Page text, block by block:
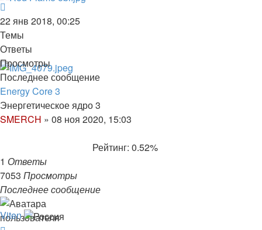
22 янв 2018, 00:25
Темы
Ответы
Просмотры
Последнее сообщение
Energy Core 3
Энергетическое ядро 3
SMERCH » 08 ноя 2020, 15:03
Рейтинг: 0.52%
1 Ответы
7053 Просмотры
Последнее сообщение
Viten